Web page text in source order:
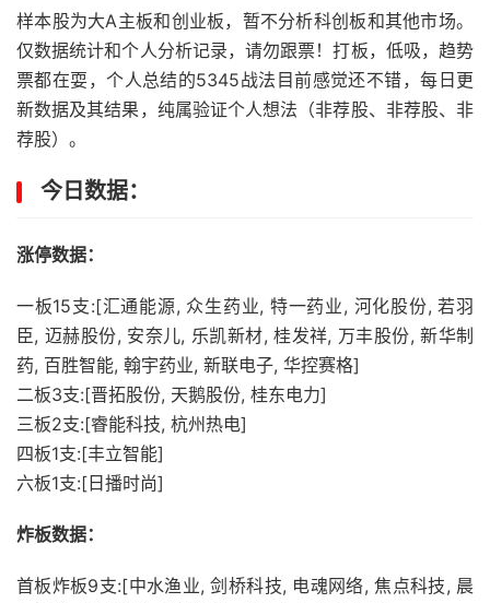
样本股为大A主板和创业板，暂不分析科创板和其他市场。
仅数据统计和个人分析记录，请勿跟票！打板，低吸，趋势
票都在耍，个人总结的5345战法目前感觉还不错，每日更
新数据及其结果，纯属验证个人想法（非荐股、非荐股、非
荐股）。
今日数据：
涨停数据：
一板15支:[汇通能源, 众生药业, 特一药业, 河化股份, 若羽
臣, 迈赫股份, 安奈儿, 乐凯新材, 桂发祥, 万丰股份, 新华制
药, 百胜智能, 翰宇药业, 新联电子, 华控赛格]
二板3支:[晋拓股份, 天鹅股份, 桂东电力]
三板2支:[睿能科技, 杭州热电]
四板1支:[丰立智能]
六板1支:[日播时尚]
炸板数据：
首板炸板9支:[中水渔业, 剑桥科技, 电魂网络, 焦点科技, 晨